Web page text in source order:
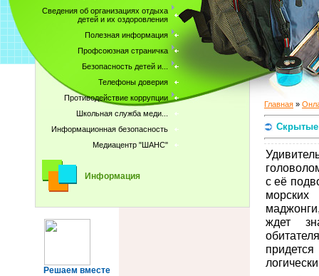
Сведения об организациях отдыха
детей и их оздоровления
Полезная информация
Профсоюзная страничка
Безопасность детей и...
Телефоны доверия
Противодействие коррупции
Школьная служба меди...
Информационная безопасность
Медиацентр "ШАНС"
Информация
Решаем вместе
Главная »
Скрытые
с её
ждет